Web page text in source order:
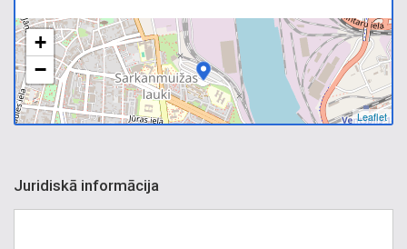
+
−
Leaflet
Juridiskā informācija